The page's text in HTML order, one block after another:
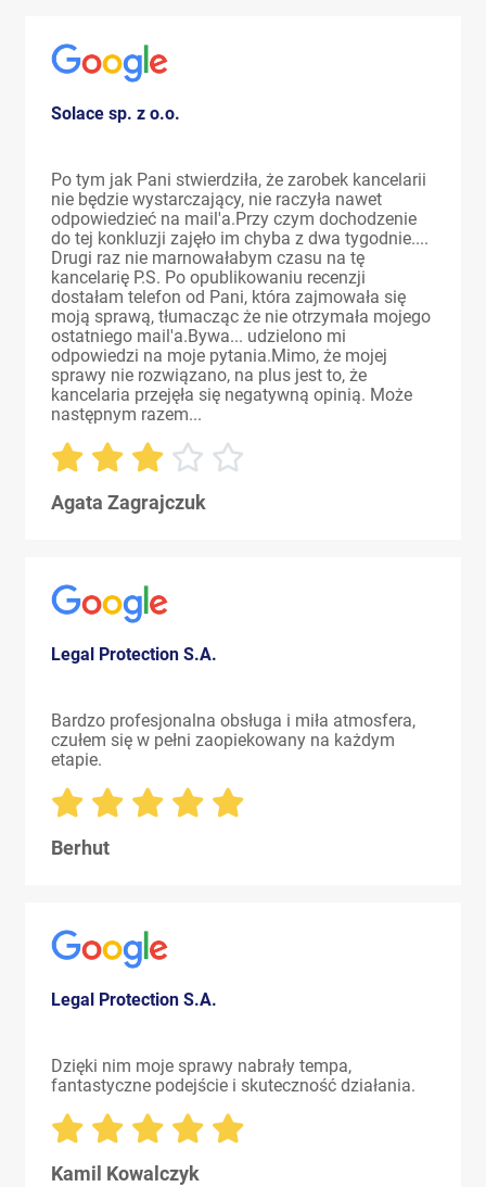
Solace sp. z o.o.
Po tym jak Pani stwierdziła, że zarobek kancelarii
nie będzie wystarczający, nie raczyła nawet
odpowiedzieć na mail'a.Przy czym dochodzenie
do tej konkluzji zajęło im chyba z dwa tygodnie....
Drugi raz nie marnowałabym czasu na tę
kancelarię P.S. Po opublikowaniu recenzji
dostałam telefon od Pani, która zajmowała się
moją sprawą, tłumacząc że nie otrzymała mojego
ostatniego mail'a.Bywa... udzielono mi
odpowiedzi na moje pytania.Mimo, że mojej
sprawy nie rozwiązano, na plus jest to, że
kancelaria przejęła się negatywną opinią. Może
następnym razem...
Agata Zagrajczuk
Legal Protection S.A.
Bardzo profesjonalna obsługa i miła atmosfera,
czułem się w pełni zaopiekowany na każdym
etapie.
Berhut
Legal Protection S.A.
Dzięki nim moje sprawy nabrały tempa,
fantastyczne podejście i skuteczność działania.
Kamil Kowalczyk